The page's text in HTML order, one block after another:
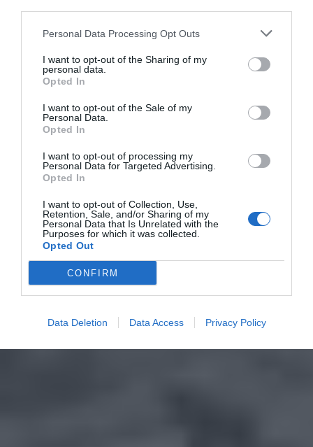
Personal Data Processing Opt Outs
I want to opt-out of the Sharing of my
personal data.
Opted In
I want to opt-out of the Sale of my
Personal Data.
Opted In
I want to opt-out of processing my
Personal Data for Targeted Advertising.
Opted In
I want to opt-out of Collection, Use,
Retention, Sale, and/or Sharing of my
Personal Data that Is Unrelated with the
Purposes for which it was collected.
Opted Out
CONFIRM
Data Deletion Data Access Privacy Policy